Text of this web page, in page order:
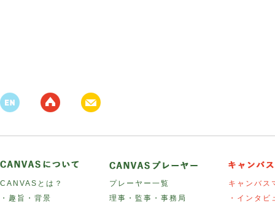
CANVASとは？
・趣旨・背景
プレーヤー一覧
理事・監事・事務局
キャンバス
・インタビ